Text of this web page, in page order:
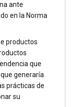
ante
en la Norma
productos
que
generaría
prácticas de
su